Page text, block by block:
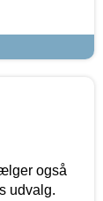
også
udvalg.